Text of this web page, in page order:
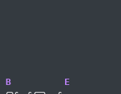
B
E